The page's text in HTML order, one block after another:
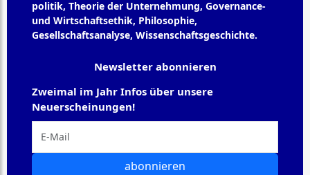
politik, Theorie der Unternehmung, Governance-
und Wirtschaftsethik, Philosophie,
Gesellschaftsanalyse, Wissenschaftsgeschichte.
Newsletter abonnieren
Zweimal im Jahr Infos über unsere
Neuerscheinungen!
abonnieren